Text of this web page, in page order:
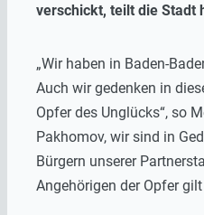
verschickt, teilt die Stadt
„Wir haben in Baden-
Auch wir gedenken in
Opfer des Unglücks“, so
Pakhomov, wir sind in
Bürgern unserer
Angehörigen der Opfer